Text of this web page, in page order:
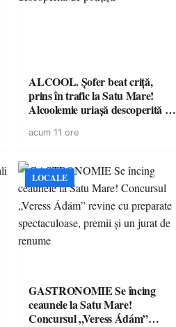
ALCOOL. Șofer beat criță,
prins în trafic la Satu Mare!
Alcoolemie uriașă descoperită de
acum 11 ore
LOCALE
GASTRONOMIE Se încing
ceaunele la Satu Mare!
Concursul „Veress Ádám”